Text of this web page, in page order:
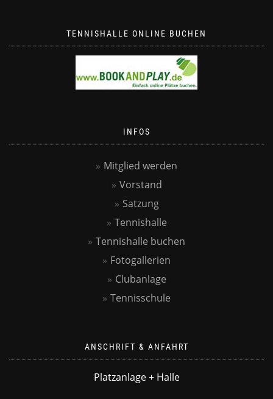
TENNISHALLE ONLINE BUCHEN
INFOS
Mitglied werden
Vorstand
Satzung
Tennishalle
Tennishalle buchen
Fotogallerien
Clubanlage
Tennisschule
ANSCHRIFT & ANFAHRT
Platzanlage + Halle